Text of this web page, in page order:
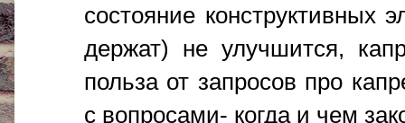
состояние
держат) не улучшится,
польза от запросов про
с вопросами- когда и чем